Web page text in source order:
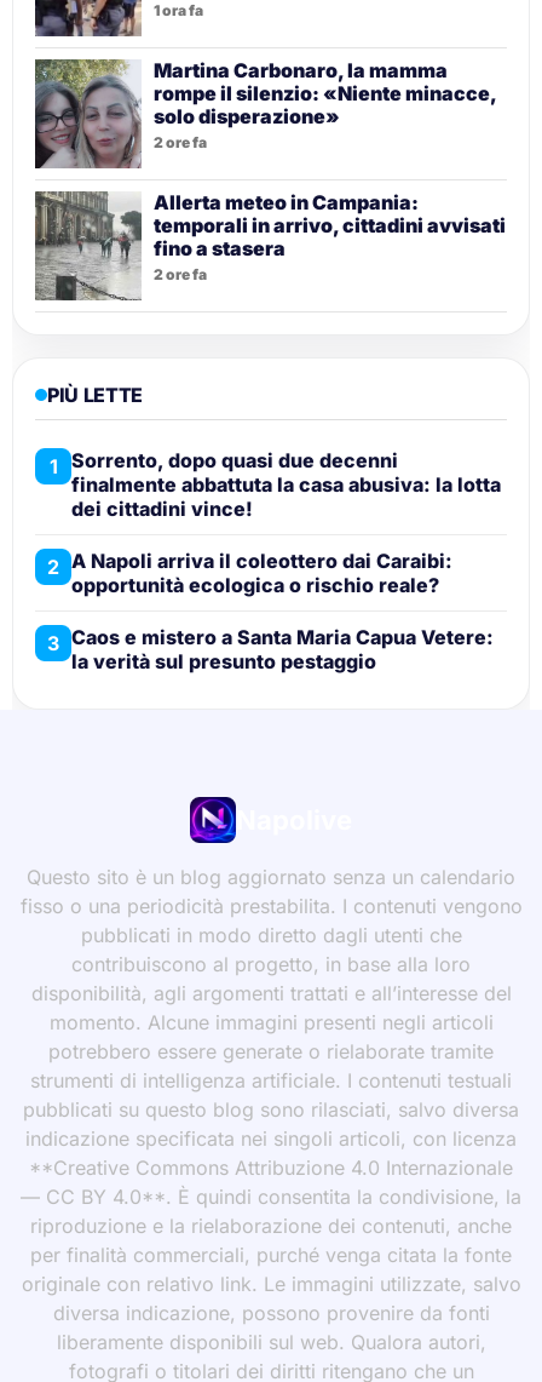
1 ora fa
Martina Carbonaro, la mamma
rompe il silenzio: «Niente minacce,
solo disperazione»
2 ore fa
Allerta meteo in Campania:
temporali in arrivo, cittadini avvisati
fino a stasera
2 ore fa
PIÙ LETTE
1 Sorrento, dopo quasi due decenni
finalmente abbattuta la casa abusiva: la lotta
dei cittadini vince!
2 A Napoli arriva il coleottero dai Caraibi:
opportunità ecologica o rischio reale?
3 Caos e mistero a Santa Maria Capua Vetere:
la verità sul presunto pestaggio
Questo sito è un blog aggiornato senza un calendario
fisso o una periodicità prestabilita. I contenuti vengono
pubblicati in modo diretto dagli utenti che
contribuiscono al progetto, in base alla loro
disponibilità, agli argomenti trattati e all’interesse del
momento. Alcune immagini presenti negli articoli
potrebbero essere generate o rielaborate tramite
strumenti di intelligenza artificiale. I contenuti testuali
pubblicati su questo blog sono rilasciati, salvo diversa
indicazione specificata nei singoli articoli, con licenza
**Creative Commons Attribuzione 4.0 Internazionale
— CC BY 4.0**. È quindi consentita la condivisione, la
riproduzione e la rielaborazione dei contenuti, anche
per finalità commerciali, purché venga citata la fonte
originale con relativo link. Le immagini utilizzate, salvo
diversa indicazione, possono provenire da fonti
liberamente disponibili sul web. Qualora autori,
fotografi o titolari dei diritti ritengano che un